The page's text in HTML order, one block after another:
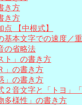
き方
き方
【中根式】
本文字での速度／重
の省略法
」の書き方
」の書き方
」の書き方
音文字と「トヨ」
様性」の書き方